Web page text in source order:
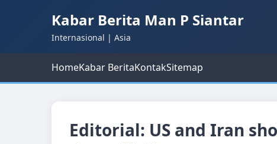
Kabar Berita Man P Siantar
Internasional | Asia
HomeKabar BeritaKontakSitemap
Editorial: US and Iran